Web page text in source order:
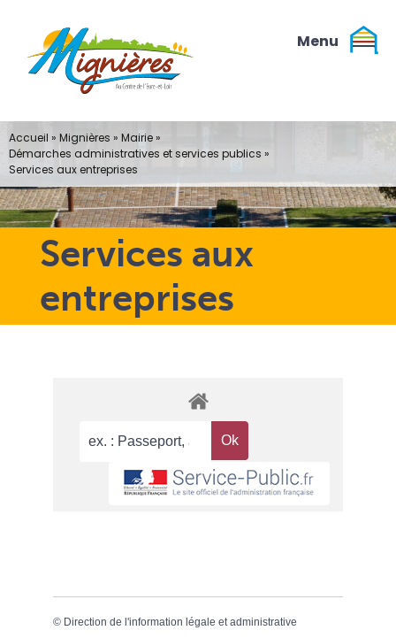
contenu
Services aux
entreprises
Accueil » Mignières » Mairie»
Démarches administratives et services publics »
Services aux entreprises
© Direction de l'information légale et administrative